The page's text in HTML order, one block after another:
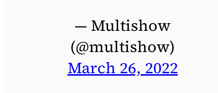
— Multishow
(@multishow)
March 26, 2022